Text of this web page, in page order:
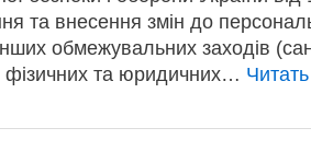
та внесення змін до
обмежувальних заходів
фізичних та юридичних…